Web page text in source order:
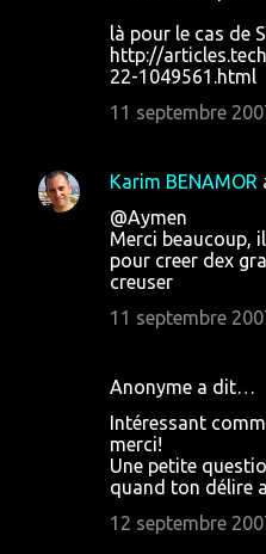
e
s
là pour le cas de
http://
22-1049561.html
11 septembre
Karim BENAMOR
@Aymen
Merci beaucoup,
pour creer dex
creuser
11 septembre
Anonyme a dit…
Intéressant
merci!
Une petite
quand ton délire
12 septembre